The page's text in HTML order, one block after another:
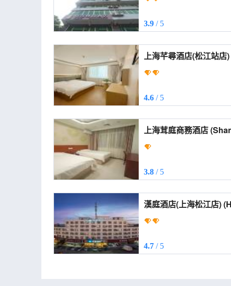
3.9 / 5
4.6 / 5
上海茸庭商務酒店 (Shanghai Rongting Business
Hotel)
3.8 / 5
漢庭酒店(上海松江店) (HanTing Hotel (Shanghai
Songjiang))
4.7 / 5